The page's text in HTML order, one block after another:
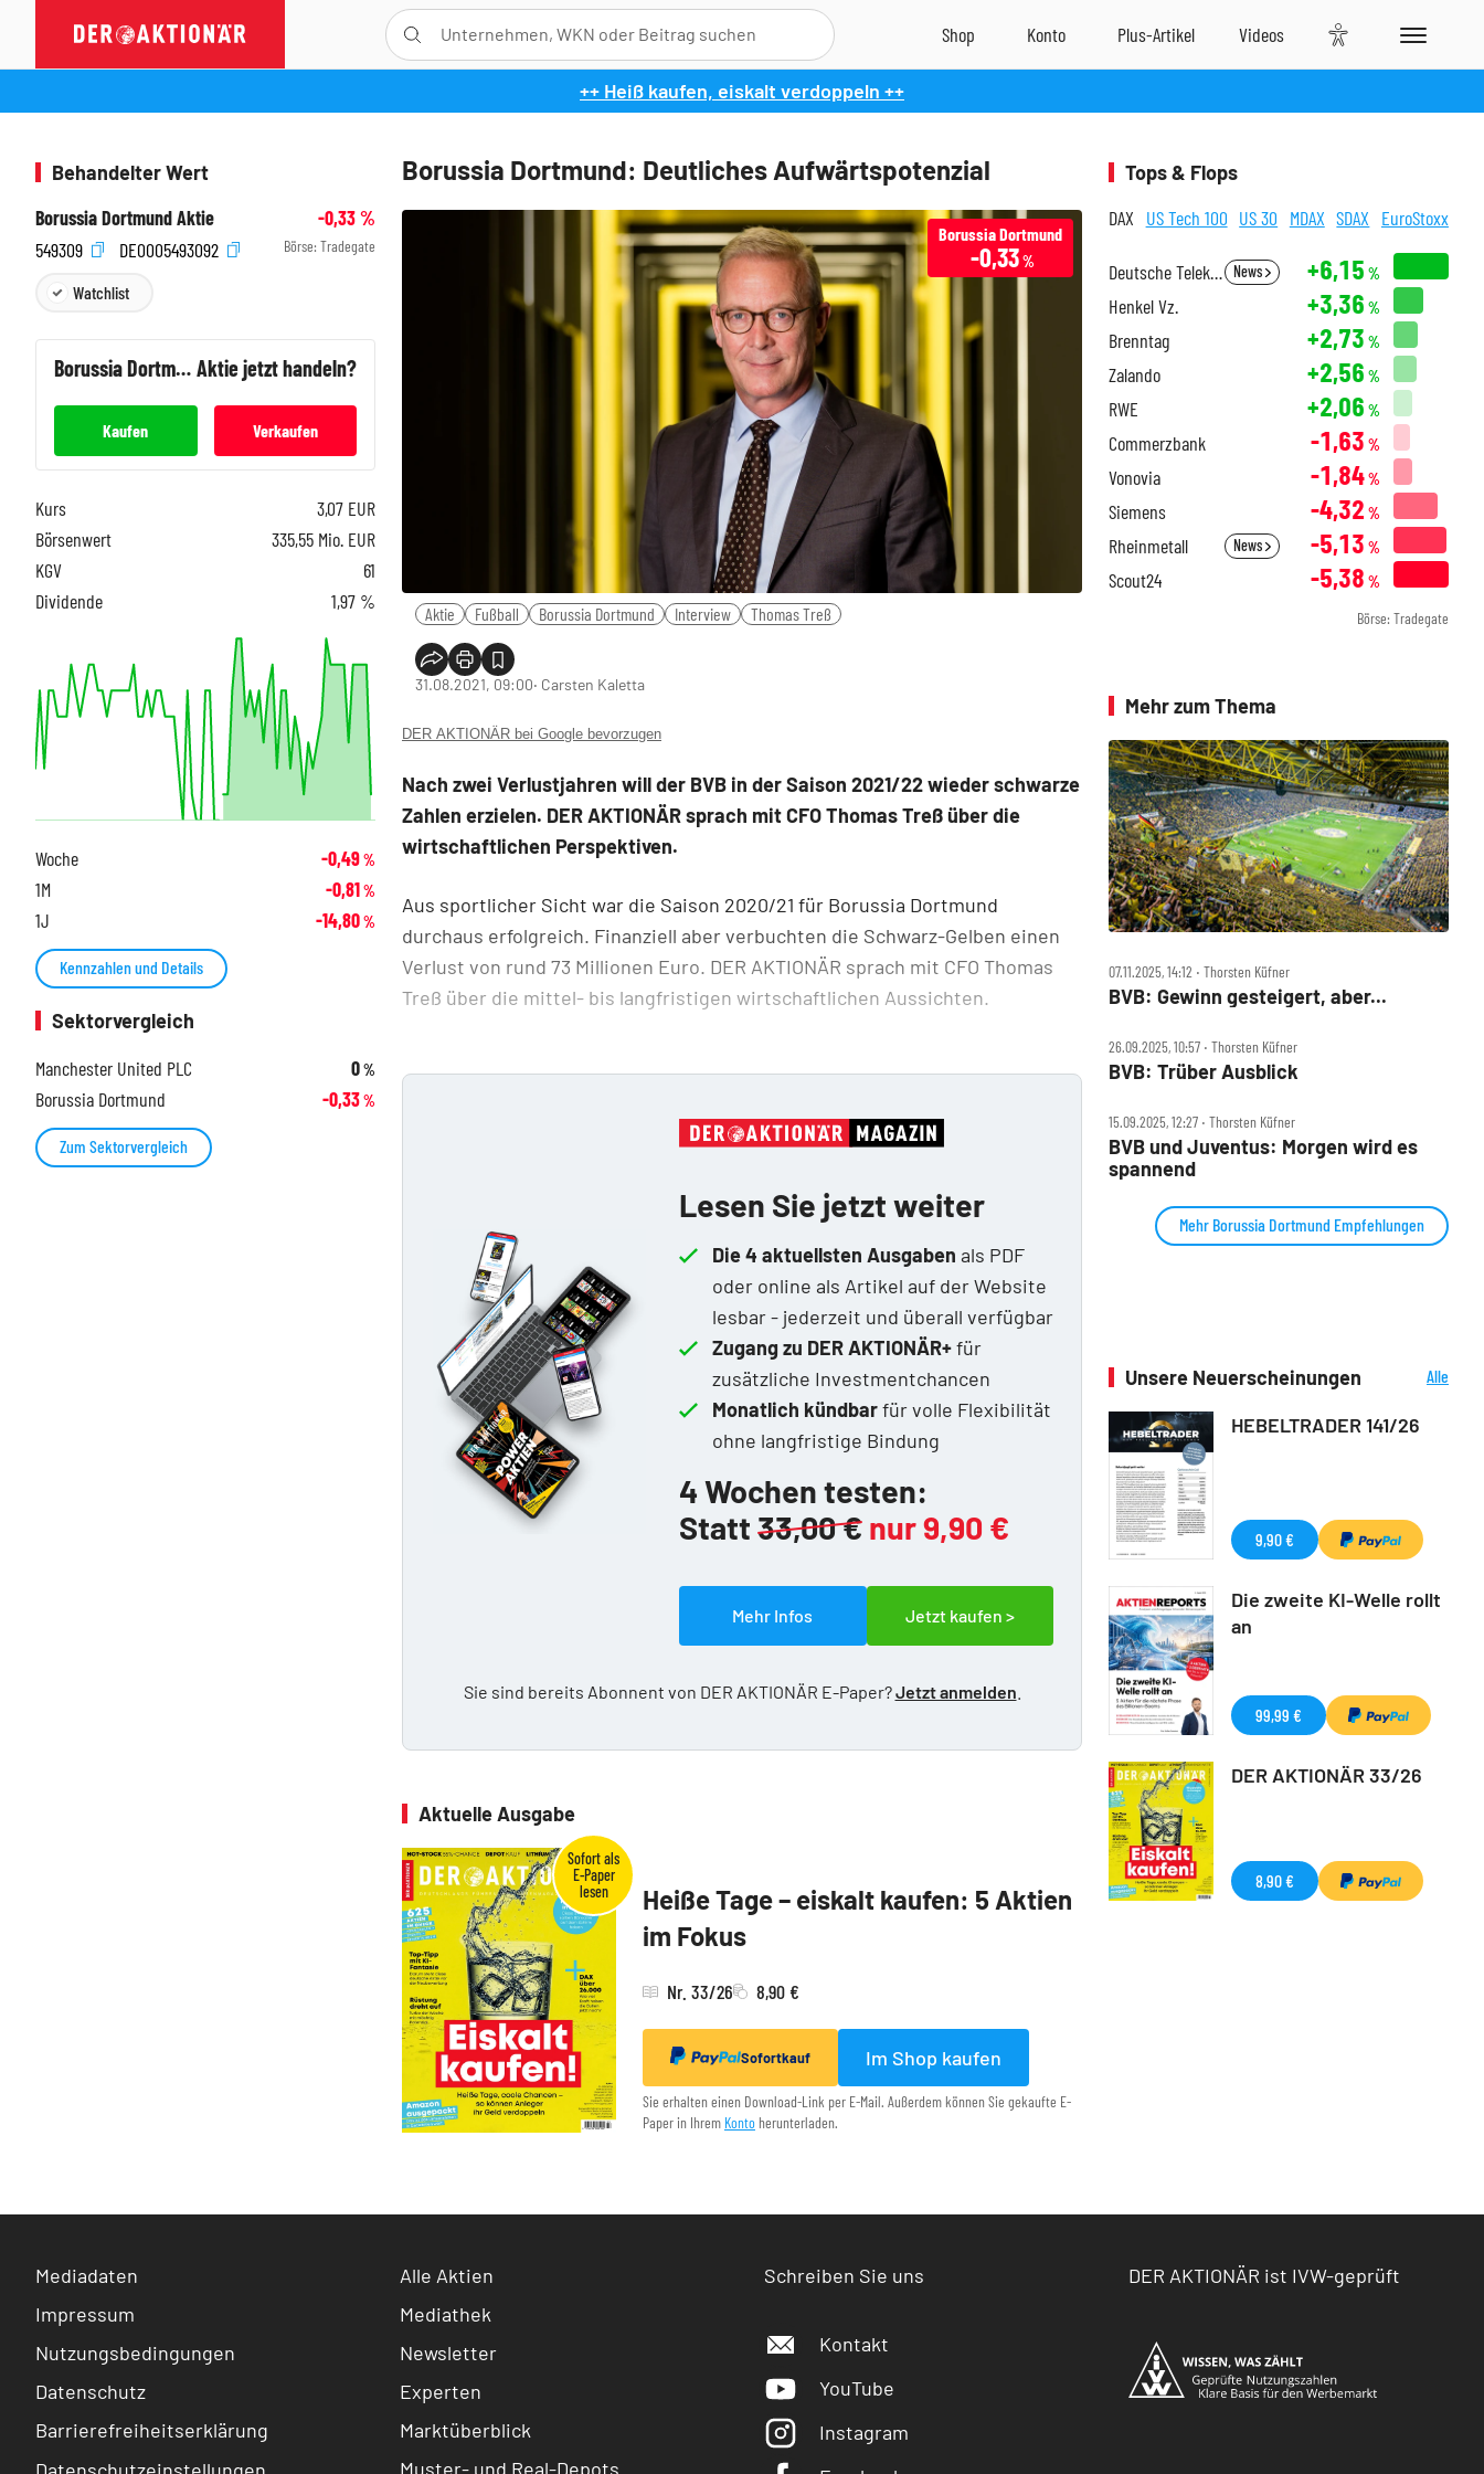
++ Heiß kaufen, eiskalt verdoppeln ++
Borussia Dortmund: Deutliches Aufwärtspotenzial
Borussia Dortmund
-0,33%
Aktie Fußball Borussia Dortmund Interview Thomas Treß
31.08.2021, 09:00‧ Carsten Kaletta
DER AKTIONÄR bei Google bevorzugen
Nach zwei Verlustjahren will der BVB in der Saison 2021/22 wieder schwarze
Zahlen erzielen. DER AKTIONÄR sprach mit CFO Thomas Treß über die
wirtschaftlichen Perspektiven.
Aus sportlicher Sicht war die Saison 2020/21 für Borussia Dortmund
durchaus erfolgreich. Finanziell aber verbuchten die Schwarz-Gelben einen
Verlust von rund 73 Millionen Euro. DER AKTIONÄR sprach mit CFO Thomas
Treß über die mittel- bis langfristigen wirtschaftlichen Aussichten.
Lesen Sie jetzt weiter
Die 4 aktuellsten Ausgaben als PDF
oder online als Artikel auf der Website
lesbar - jederzeit und überall verfügbar
Zugang zu DER AKTIONÄR+für
zusätzliche Investmentchancen
Monatlich kündbarfür volle Flexibilität
ohne langfristige Bindung
4 Wochen testen:
Statt 33,00 € nur 9,90 €
Mehr Infos Jetzt kaufen >
Sie sind bereits Abonnent von DER AKTIONÄR E-Paper?Jetzt anmelden
Aktuelle Ausgabe
Heiße Tage – eiskalt kaufen: 5 Aktien
im Fokus
Nr. 33/26 8,90 €
Sofortkauf Im Shop kaufen
Sie erhalten einen Download-Link per E-Mail. Außerdem können Sie gekaufte E-
Paper in Ihrem Konto herunterladen.
Behandelter Wert
Borussia Dortmund Aktie
-0,33%
549309
DE0005493092 Börse: Tradegate
Watchlist
Borussia Dortmund Aktie jetzt handeln?
Kaufen Verkaufen
Kurs 3,07 EUR
Börsenwert
335,55 Mio. EUR
KGV
61
Dividende
1,97 %
Woche -0,49%
1M -0,81%
1J -14,80%
Kennzahlen und Details
Sektorvergleich
Manchester United PLC
0%
Borussia Dortmund -0,33%
Zum Sektorvergleich
Tops & Flops
DAX US Tech 100 US 30 MDAX SDAX EuroStoxx
Deutsche Telekom News +6,15 %
Henkel Vz. +3,36 %
Brenntag +2,73 %
Zalando +2,56 %
RWE +2,06 %
Commerzbank -1,63 %
Vonovia -1,84%
Siemens -4,32 %
Rheinmetall News -5,13 %
Scout24 -5,38 %
Börse: Tradegate
Mehr zum Thema
07.11.2025, 14:12 ‧ Thorsten Küfner
BVB: Gewinn gesteigert, aber...
26.09.2025, 10:57 ‧ Thorsten Küfner
BVB: Trüber Ausblick
15.09.2025, 12:27 ‧ Thorsten Küfner
BVB und Juventus: Morgen wird es
spannend
Mehr Borussia Dortmund Empfehlungen
Unsere Neuerscheinungen
Alle
HEBELTRADER 141/26
9,90 €
Die zweite KI-Welle rollt
an
99,99 €
DER AKTIONÄR 33/26
8,90 €
Mediadaten
Impressum
Nutzungsbedingungen
Datenschutz
Barrierefreiheitserklärung
Alle Aktien
Mediathek
Newsletter
Experten
Marktüberblick
Muster- und Real-Depots
Schreiben Sie uns
Kontakt
YouTube
Instagram
DER AKTIONÄR ist IVW-geprüft